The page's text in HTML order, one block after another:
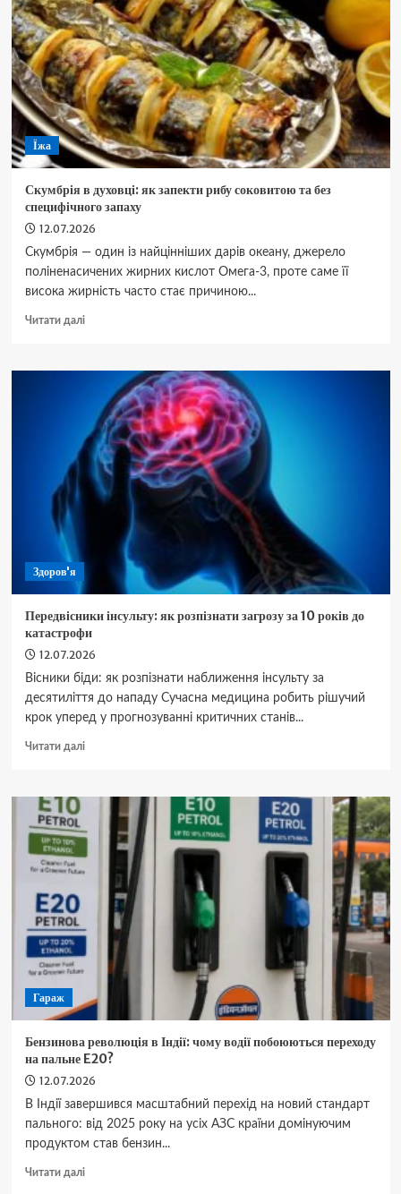
вирощування
та
домашнього
догляду
Їжа
Скумбрія в духовці: як запекти рибу соковитою та без
специфічного запаху
12.07.2026
Скумбрія — один із найцінніших дарів океану, джерело
поліненасичених жирних кислот Омега-3, проте саме її
висока жирність часто стає причиною...
Читати даліДокладніше
в
духовці:
запекти
рибу
соковитою
без
специфічного
Здоров'я
Передвісники інсульту: як розпізнати загрозу за 10 років до
катастрофи
12.07.2026
Вісники біди: як розпізнати наближення інсульту за
десятиліття до нападу Сучасна медицина робить рішучий
крок уперед у прогнозуванні критичних станів...
Читати даліДокладніше
інсульту:
розпізнати
загрозу
катастрофи
Гараж
Бензинова революція в Індії: чому водії побоюються переходу
на пальне E20?
12.07.2026
В Індії завершився масштабний перехід на новий стандарт
пального: від 2025 року на усіх АЗС країни домінуючим
продуктом став бензин...
Читати даліДокладніше